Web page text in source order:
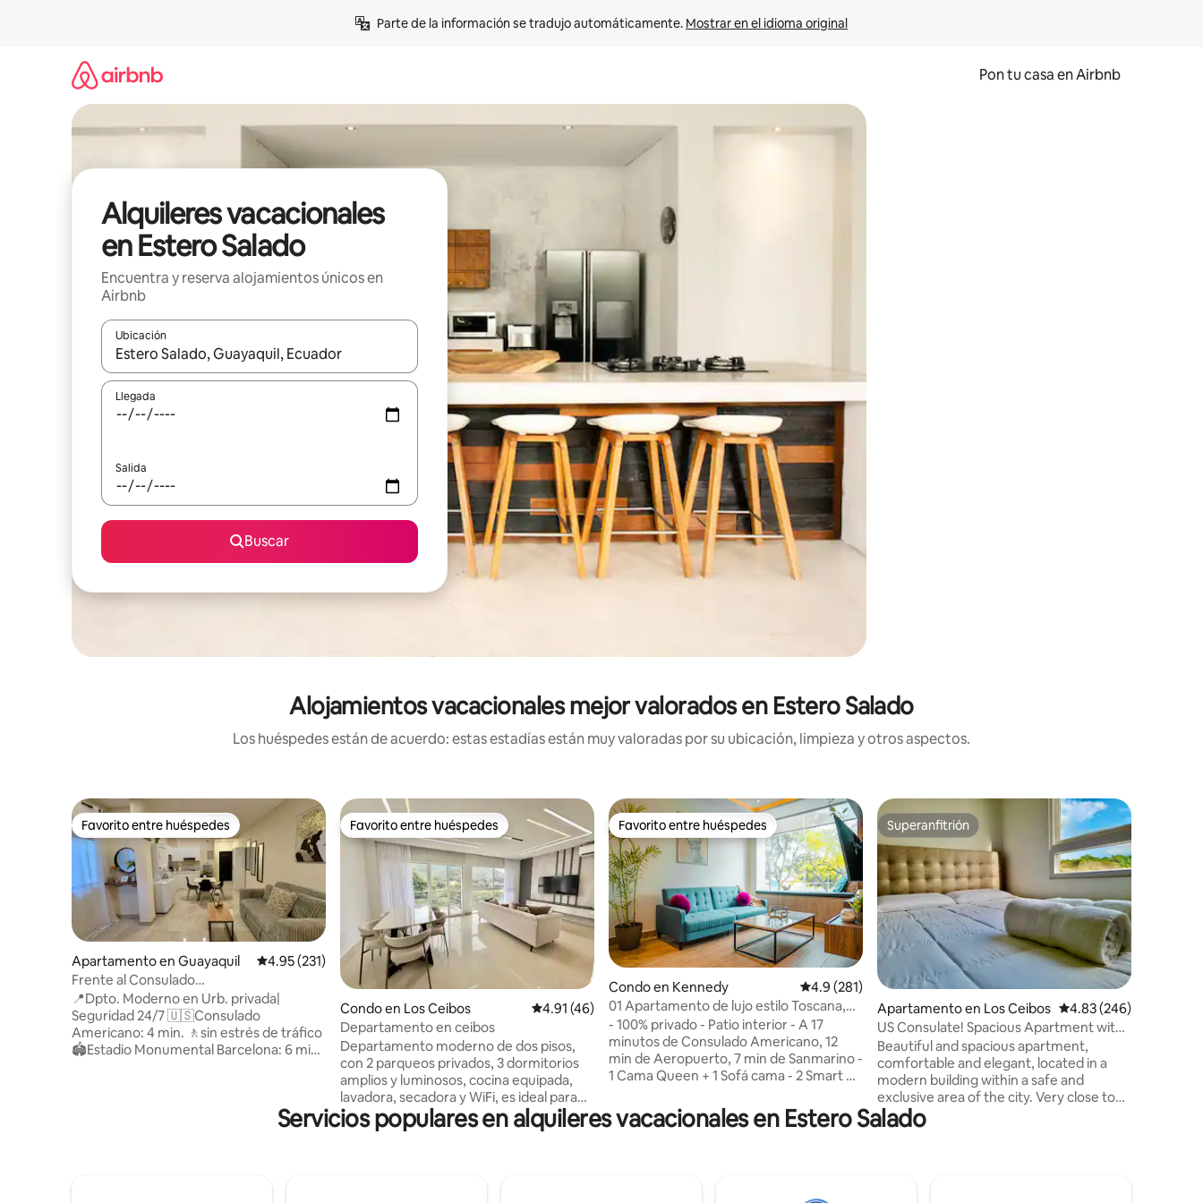
Parte de la información se tradujo automáticamente. Mostrar en el idioma original
Pon tu casa en Airbnb
Alquileres vacacionales
en Estero Salado
Encuentra y reserva alojamientos únicos en
Airbnb
Ubicación
Cuando los resultados estén disponibles, navega con las teclas de flecha hacia arriba y hacia abajo o explora con el tacto o desliza el dedo.
Llegada
Salida
Buscar
Alojamientos vacacionales mejor valorados en Estero Salado
Los huéspedes están de acuerdo: estas estadías están muy valoradas por su ubicación, limpieza y otros aspectos.
Favorito entre huéspedes
Favorito entre huéspedes
Apartamento en Guayaquil Calificación promedio: 4.95 de 5, 231 reseñas
4.95 (231)
Frente al Consulado
Americano|Moderno|Seguro24/7
📍Dpto. Moderno en Urb. privada|
Seguridad 24/7 🇺🇸Consulado
Americano: 4 min. 🚶sin estrés de tráfico
🏟️Estadio Monumental Barcelona: 6 min.
min ESPOL, UTEG,IDE Business School y
Favorito entre huéspedes
Favorito entre huéspedes
Condo en Los Ceibos Calificación promedio: 4.91 de 5, 46 reseñas
4.91 (46)
Departamento en ceibos
Departamento moderno de dos pisos,
con 2 parqueos privados, 3 dormitorios
amplios y luminosos, cocina equipada,
lavadora, secadora y WiFi, es ideal para
familias o grupos de amigos. Ubicación
Privilegiada con seguridad privada en
Favorito entre huéspedes
Favorito entre huéspedes
Condo en Kennedy Calificación promedio: 4.9 de 5, 281 reseñas
4.9 (281)
01 Apartamento de lujo estilo Toscana,
nuevo
- 100% privado - Patio interior - A 17
minutos de Consulado Americano, 12
min de Aeropuerto, 7 min de Sanmarino -
1 Cama Queen + 1 Sofá cama - 2 Smart TV
15h00 Check out: 11h00 -
Cédulas/pasaportes requeridos -
Cierra 24h00(dom-jue) y 02h00(vie-sab)
Superanfitrión
Superanfitrión
Apartamento en Los Ceibos Calificación promedio:
4.83 (246)
US Consulate! Spacious Apartment with
Parking
Beautiful and spacious apartment,
comfortable and elegant, located in a
modern building within a safe and
exclusive area of the city. Very close to
the United States Consulate, shopping
centers, clinics, and hospitals. The
Servicios populares en alquileres vacacionales en Estero Salado